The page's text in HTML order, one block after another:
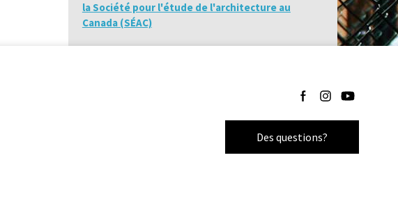
la Société pour l'étude de l'architecture au
Canada (SÉAC)
Suivez-nous sur
Suivez-nous sur
Suivez-nous
Des questions?